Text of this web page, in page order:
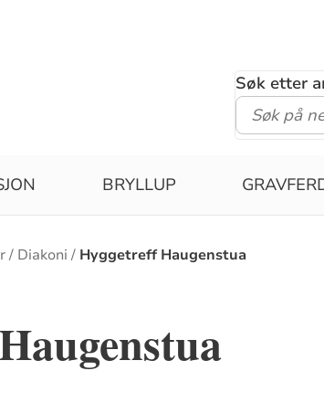
Søk etter
BRYLLUP
Diakoni Hyggetreff Haugenstua